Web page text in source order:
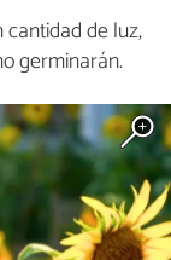
de luz,
germinarán.